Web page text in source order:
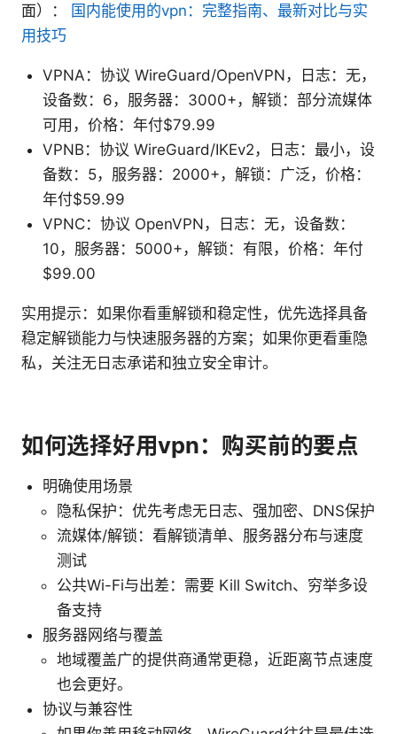
面）： 国内能使用的vpn：完整指南、最新对比与实
用技巧
VPNA：协议 WireGuard/OpenVPN，日志：无，
设备数：6，服务器：3000+，解锁：部分流媒体
可用，价格：年付$79.99
VPNB：协议 WireGuard/IKEv2，日志：最小，设
备数：5，服务器：2000+，解锁：广泛，价格：
年付$59.99
VPNC：协议 OpenVPN，日志：无，设备数：
10，服务器：5000+，解锁：有限，价格：年付
$99.00
实用提示：如果你看重解锁和稳定性，优先选择具备
稳定解锁能力与快速服务器的方案；如果你更看重隐
私，关注无日志承诺和独立安全审计。
如何选择好用vpn：购买前的要点
明确使用场景
隐私保护：优先考虑无日志、强加密、DNS保护
流媒体/解锁：看解锁清单、服务器分布与速度
测试
公共Wi-Fi与出差：需要 Kill Switch、穷举多设
备支持
服务器网络与覆盖
地域覆盖广的提供商通常更稳，近距离节点速度
也会更好。
协议与兼容性